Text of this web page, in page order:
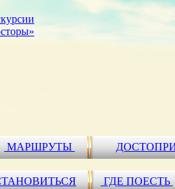
МАРШРУТЫ
ГДЕ ПОЕСТЬ